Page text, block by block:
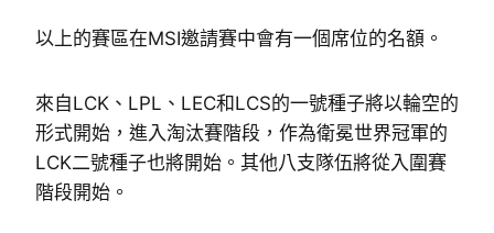
以上的賽區在MSI邀請賽中會有一個席位的名額。
來自LCK、LPL、LEC和LCS的一號種子將以輪空的
形式開始，進入淘汰賽階段，作為衛冕世界冠軍的
LCK二號種子也將開始。其他八支隊伍將從入圍賽
階段開始。